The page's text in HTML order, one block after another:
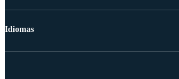
Idiomas